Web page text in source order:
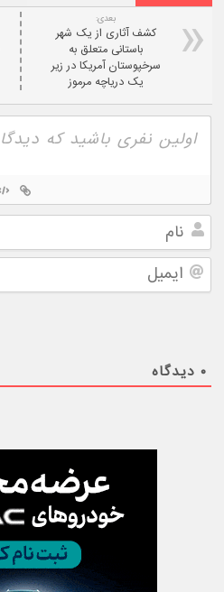
بعدی:
کشف آثاری از یک شهر
باستانی متعلق به
سرخپوستان آمریکا در زیر
یک دریاچه مرموز
۰ دیدگاه